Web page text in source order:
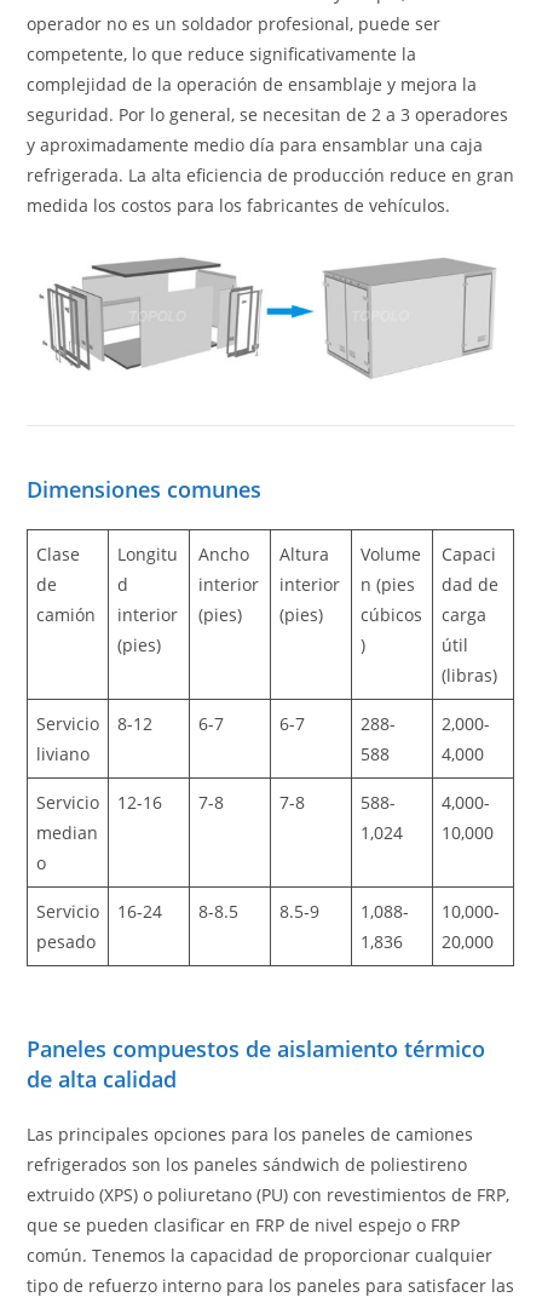
operador no es un soldador profesional, puede ser
competente, lo que reduce significativamente la
complejidad de la operación de ensamblaje y mejora la
seguridad. Por lo general, se necesitan de 2 a 3 operadores
y aproximadamente medio día para ensamblar una caja
refrigerada. La alta eficiencia de producción reduce en gran
medida los costos para los fabricantes de vehículos.
Dimensiones comunes
Clase
de
camión
Longitu
d
interior
(pies)
Ancho
interior
(pies)
Altura
interior
(pies)
Volume
n (pies
cúbicos
)
Capaci
dad de
carga
útil
(libras)
Servicio
liviano
8-12 6-7 6-7
288-
588
2,000-
4,000
Servicio
median
o
12-16 7-8 7-8
588-
1,024
4,000-
10,000
Servicio
pesado
16-24 8-8.5 8.5-9
1,088-
1,836
10,000-
20,000
Paneles compuestos de aislamiento térmico
de alta calidad
Las principales opciones para los paneles de camiones
refrigerados son los paneles sándwich de poliestireno
extruido (XPS) o poliuretano (PU) con revestimientos de FRP,
que se pueden clasificar en FRP de nivel espejo o FRP
común. Tenemos la capacidad de proporcionar cualquier
tipo de refuerzo interno para los paneles para satisfacer las